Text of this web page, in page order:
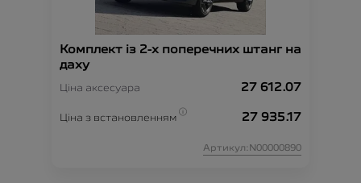
Комплект із 2-х поперечних штанг на
даху
Ціна аксесуара 27 612.07
Ціна з встановленням 27 935.17
Артикул:N00000890